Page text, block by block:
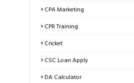
CPA Marketing
CPR Training
Cricket
CSC Loan Apply
DA Calculator